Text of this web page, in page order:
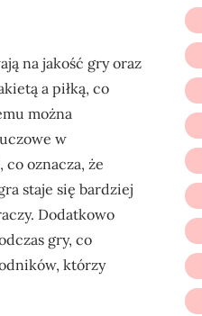
na jakość gry oraz
a piłką, co
można
w
oznacza, że
staje się bardziej
Dodatkowo
gry, co
którzy